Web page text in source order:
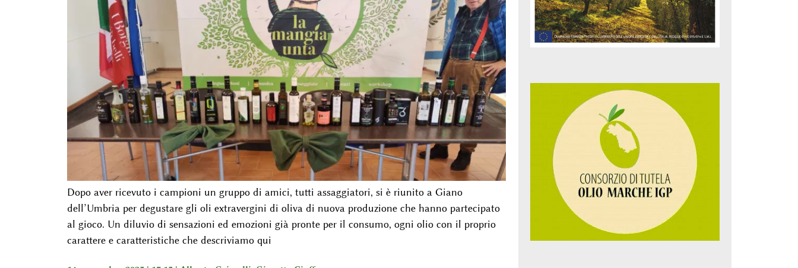
Dopo aver ricevuto i campioni un gruppo di amici, tutti assaggiatori, si è riunito a Giano
dell’Umbria per degustare gli oli extravergini di oliva di nuova produzione che hanno partecipato
al gioco. Un diluvio di sensazioni ed emozioni già pronte per il consumo, ogni olio con il proprio
carattere e caratteristiche che descriviamo qui